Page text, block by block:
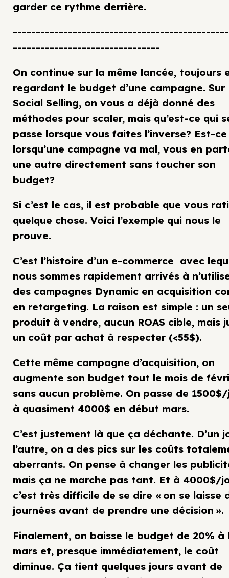
garder ce rythme derrière.
--------------------------------
On continue sur la même lancée, toujours
regardant le budget d’une campagne. Sur
Social Selling, on vous a déjà donné des
méthodes pour scaler, mais qu’est-ce qui
passe lorsque vous faites l’inverse? Est-ce
lorsqu’une campagne va mal, vous en
une autre directement sans toucher son
budget?
Si c’est le cas, il est probable que vous
quelque chose. Voici l’exemple qui nous le
prouve.
C’est l’histoire d’un e-commerce avec
nous sommes rapidement arrivés à
des campagnes Dynamic en acquisition
en retargeting. La raison est simple : un
produit à vendre, aucun ROAS cible, mais
un coût par achat à respecter (<55$).
Cette même campagne d’acquisition, on
augmente son budget tout le mois de
sans aucun problème. On passe de
à quasiment 4000$ en début mars.
C’est justement là que ça déchante. D’un
l’autre, on a des pics sur les coûts
aberrants. On pense à changer les
mais ça ne marche pas tant. Et à 4000$/
c’est très difficile de se dire « on se laisse
journées avant de prendre une décision ».
Finalement, on baisse le budget de 20% à
mars et, presque immédiatement, le coût
diminue. Ça tient quelques jours avant de